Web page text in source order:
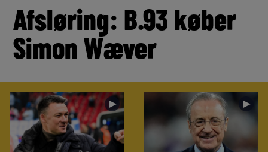
Afsløring: B.93 køber
Simon Wæver
► ►